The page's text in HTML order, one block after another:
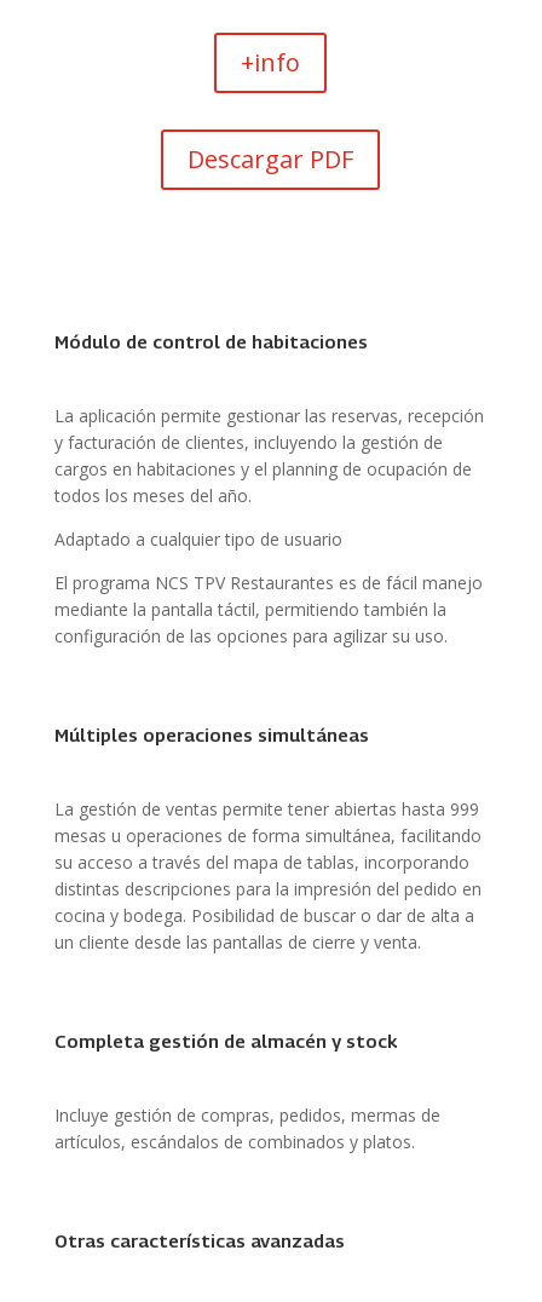
+info
Descargar PDF
Módulo de control de habitaciones
La aplicación permite gestionar las reservas, recepción
y facturación de clientes, incluyendo la gestión de
cargos en habitaciones y el planning de ocupación de
todos los meses del año.
Adaptado a cualquier tipo de usuario
El programa NCS TPV Restaurantes es de fácil manejo
mediante la pantalla táctil, permitiendo también la
configuración de las opciones para agilizar su uso.
Múltiples operaciones simultáneas
La gestión de ventas permite tener abiertas hasta 999
mesas u operaciones de forma simultánea, facilitando
su acceso a través del mapa de tablas, incorporando
distintas descripciones para la impresión del pedido en
cocina y bodega. Posibilidad de buscar o dar de alta a
un cliente desde las pantallas de cierre y venta.
Completa gestión de almacén y stock
Incluye gestión de compras, pedidos, mermas de
artículos, escándalos de combinados y platos.
Otras características avanzadas